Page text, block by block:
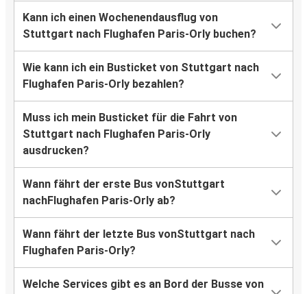
Kann ich einen Wochenendausflug von
Stuttgart nach Flughafen Paris-Orly buchen?
Wie kann ich ein Busticket von Stuttgart nach
Flughafen Paris-Orly bezahlen?
Muss ich mein Busticket für die Fahrt von
Stuttgart nach Flughafen Paris-Orly
ausdrucken?
Wann fährt der erste Bus vonStuttgart
nachFlughafen Paris-Orly ab?
Wann fährt der letzte Bus vonStuttgart nach
Flughafen Paris-Orly?
Welche Services gibt es an Bord der Busse von